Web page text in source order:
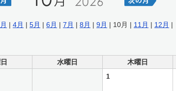
| 4月 | 5月 | 6月 | 7月 | 8月 | 9月 | 10月 | 11月 | 12月 |
水曜日 木曜日
1